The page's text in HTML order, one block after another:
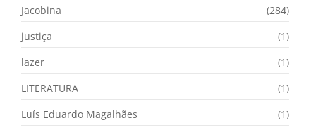
Jacobina
(284)
justiça
(1)
lazer
(1)
LITERATURA
(1)
Luís Eduardo Magalhães
(1)